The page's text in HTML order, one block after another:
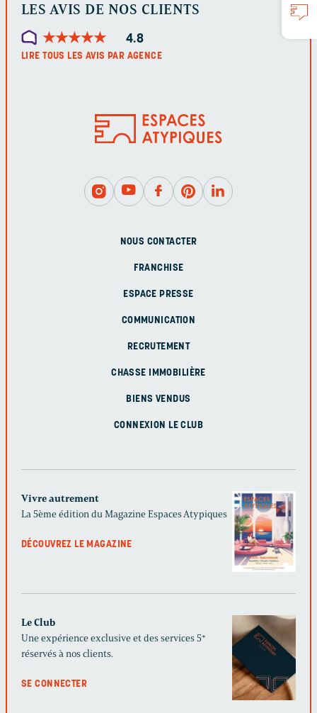
LES AVIS DE NOS CLIENTS
★★★★★
★★★★★ 4.8
LIRE TOUS LES AVIS PAR AGENCE
NOUS CONTACTER
FRANCHISE
ESPACE PRESSE
COMMUNICATION
RECRUTEMENT
CHASSE IMMOBILIÈRE
BIENS VENDUS
CONNEXION LE CLUB
Vivre autrement
La 5ème édition du Magazine Espaces Atypiques
DÉCOUVREZ LE MAGAZINE
Le Club
Une expérience exclusive et des services 5*
réservés à nos clients.
SE CONNECTER